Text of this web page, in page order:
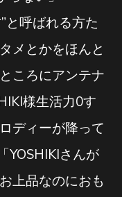
と呼ばれる方た
メとかをほんと
ころにアンテナ
様生活力0す
ディーが降って
YOSHIKIさんが
上品なのにおも